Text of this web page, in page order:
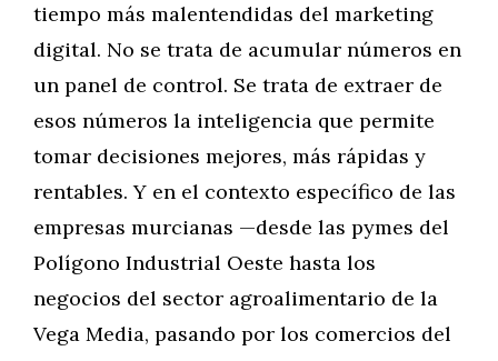
tiempo más malentendidas del marketing
digital. No se trata de acumular números en
un panel de control. Se trata de extraer de
esos números la inteligencia que permite
tomar decisiones mejores, más rápidas y
rentables. Y en el contexto específico de las
empresas murcianas —desde las pymes del
Polígono Industrial Oeste hasta los
negocios del sector agroalimentario de la
Vega Media, pasando por los comercios del